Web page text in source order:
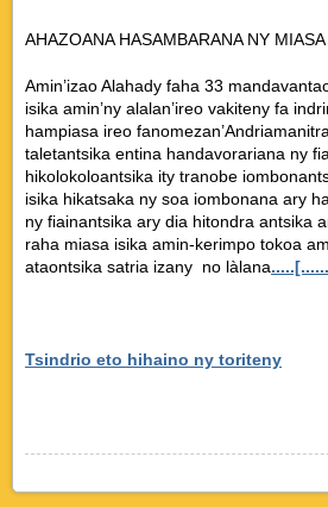
AHAZOANA HASAMBARANA NY
Amin’izao Alahady faha 33
isika amin’ny alalan’ireo vakiteny fa
hampiasa ireo
taletantsika entina handavorariana ny
hikolokoloantsika ity tranobe
isika hikatsaka ny soa iombonana ary
ny fiainantsika ary dia hitondra antsika
raha miasa isika amin-kerimpo tokoa
ataontsika satria izany no làlana
Tsindrio eto hihaino ny toriteny